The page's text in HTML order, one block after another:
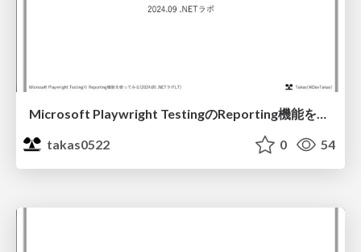
Microsoft Playwright Testingの Reporting機能を使ってみる
takas0522
0 54